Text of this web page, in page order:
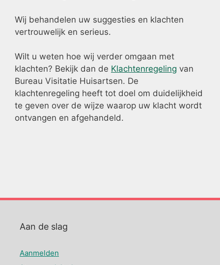
Wij behandelen uw suggesties en klachten
vertrouwelijk en serieus.
Wilt u weten hoe wij verder omgaan met
klachten? Bekijk dan de Klachtenregeling van
Bureau Visitatie Huisartsen. De
klachtenregeling heeft tot doel om duidelijkheid
te geven over de wijze waarop uw klacht wordt
ontvangen en afgehandeld.
Aan de slag
Aanmelden